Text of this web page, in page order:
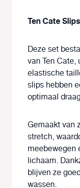
Ten Cate
Deze set
van Ten Cate,
elastische
slips hebben
optimaal
Gemaakt van
stretch,
meebewegen
lichaam.
blijven ze
wassen.